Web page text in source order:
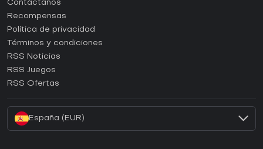
¿Cómo activar una CD Key de Steam?
¿Cómo activar una CD Key de Epic Games?
¿Cómo activar una CD Key de GOG?
¿Cómo activar una CD Key de Ubisoft Connect?
Contáctanos
Recompensas
Política de privacidad
Términos y condiciones
RSS Noticias
RSS Juegos
RSS Ofertas
España (EUR)